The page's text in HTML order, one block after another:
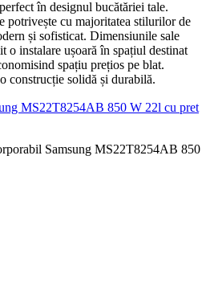
în designul bucătăriei tale.
potrivește cu majoritatea stilurilor de
și sofisticat. Dimensiunile sale
o instalare ușoară în spațiul destinat
spațiu prețios pe blat.
construcție solidă și durabilă.
MS22T8254AB 850 W 22l cu pret